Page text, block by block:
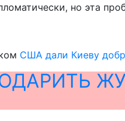
но эта
США дали Киеву